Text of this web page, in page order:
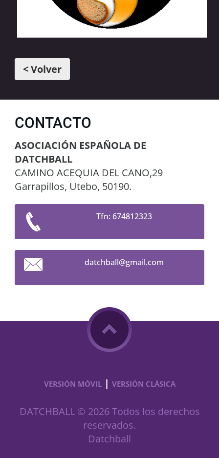
< Volver
CONTACTO
ASOCIACIÓN ESPAÑOLA DE
DATCHBALL
CAMINO ACEQUIA DEL CANO,29
Garrapillos, Utebo, 50190.
Tfn: 674812323
datchball@gmail.com
VERSIÓN MÓVIL | VERSIÓN CLÁSICA
DATCHBALL © 2026 Todos los derechos
reservados.
Datchball